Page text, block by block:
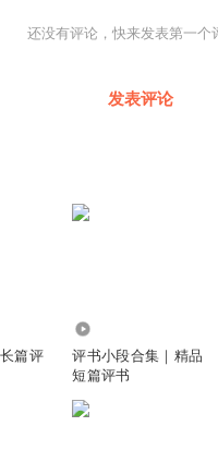
还没有评论，快来发表第一个
发表评论
篇评
评书小段合集｜精品
短篇评书